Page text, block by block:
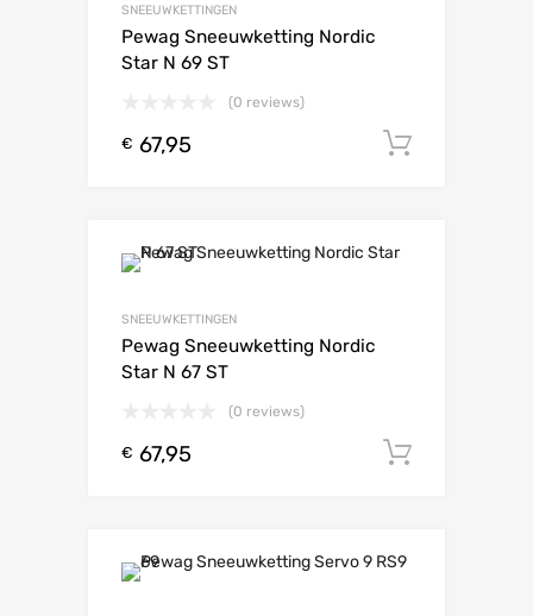
SNEEUWKETTINGEN
Pewag Sneeuwketting Nordic
Star N 69 ST
(0 reviews)
€ 67,95
SNEEUWKETTINGEN
Pewag Sneeuwketting Nordic
Star N 67 ST
(0 reviews)
€ 67,95